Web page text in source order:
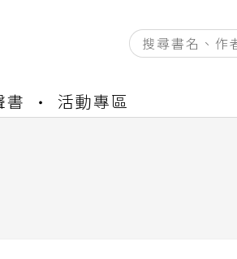
書 活動專區